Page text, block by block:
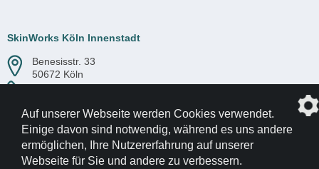
SkinWorks Köln Innenstadt
Benesisstr. 33
50672 Köln
Auf unserer Webseite werden Cookies verwendet.
Einige davon sind notwendig, während es uns andere
ermöglichen, Ihre Nutzererfahrung auf unserer
Webseite für Sie und andere zu verbessern.